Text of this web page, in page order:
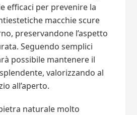
efficaci per prevenire la
macchie scure
preservandone l’aspetto
Seguendo semplici
possibile mantenere il
valorizzando al
all’aperto.
naturale molto